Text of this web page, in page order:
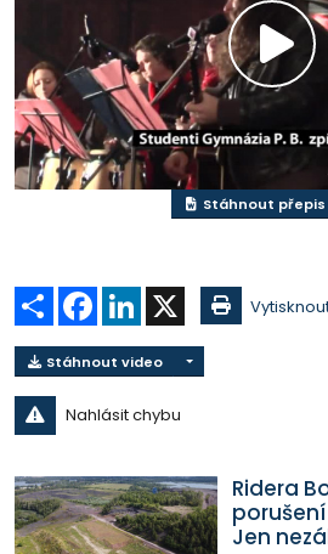
Stáhnout přepis
Sdílet Facebook
LinkedIn
Stáhnout video
Nahlásit chybu
Ridera
Jen